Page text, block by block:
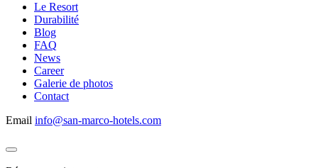
Le Resort
Durabilité
Blog
FAQ
News
Career
Galerie de photos
Contact
Email info@san-marco-hotels.com